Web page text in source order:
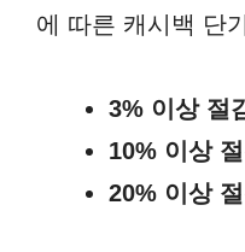
에 따른 캐시백 단
3% 이상 절
10% 이상
20% 이상